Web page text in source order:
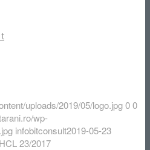
uploads/2019/05/logo.jpg00
wp-
infobitconsult2019-05-23
HCL 23/2017